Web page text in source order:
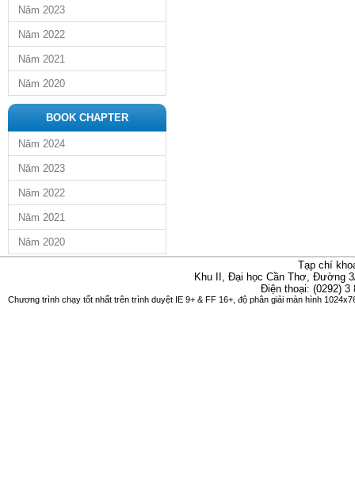
Năm 2023
Năm 2022
Năm 2021
Năm 2020
BOOK CHAPTER
Năm 2024
Năm 2023
Năm 2022
Năm 2021
Năm 2020
Tạp chí
Khu II, Đại học Cần Thơ, Đường
Điện thoại: (0292)
Chương trình chạy tốt nhất trên trình duyệt IE 9+ & FF 16+, độ phân giải màn hình